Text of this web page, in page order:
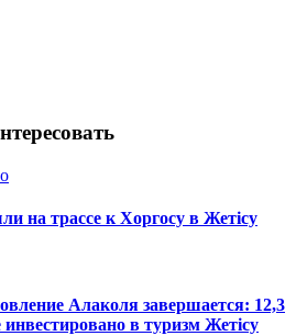
на трассе к Хоргосу в Жетісу
Алаколя завершается: 12,3
в туризм Жетісу